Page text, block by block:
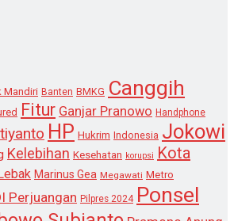
Mandiri Banten BMKG Canggih
Fitur Ganjar Pranowo Handphone
HP Hukrim Indonesia Jokowi
Kelebihan Kesehatan korupsi Kota
Marinus Gea Megawati Metro
Perjuangan Pilpres 2024 Ponsel